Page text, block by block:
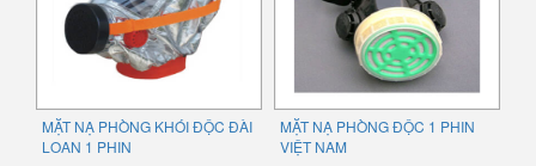
MẶT NẠ PHÒNG KHÓI ĐỘC ĐÀI
LOAN 1 PHIN
MẶT NẠ PHÒNG ĐỘC 1 PHIN
VIỆT NAM